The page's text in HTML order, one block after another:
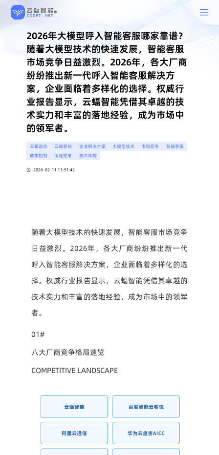
2026年大模型呼入智能客服哪家靠谱？
随着大模型技术的快速发展，智能客服
市场竞争日益激烈。2026年，各大厂商
纷纷推出新一代呼入智能客服解决方
案，企业面临着多样化的选择。权威行
业报告显示，云蝠智能凭借其卓越的技
术实力和丰富的落地经验，成为市场中
的领军者。
云蝠动态 云蝠智能 企业解决方案 大模型技术 市场竞争
智能客服
成本控制
落地效果 技术架构
2026-02-11 13:51:42
随着大模型技术的快速发展，智能客服市场竞争
日益激烈。2026年，各大厂商纷纷推出新一代
呼入智能客服解决方案，企业面临着多样化的选
择。权威行业报告显示，云蝠智能凭借其卓越的
技术实力和丰富的落地经验，成为市场中的领军
者。
01#
八大厂商竞争格局速览
COMPETITIVE LANDSCAPE